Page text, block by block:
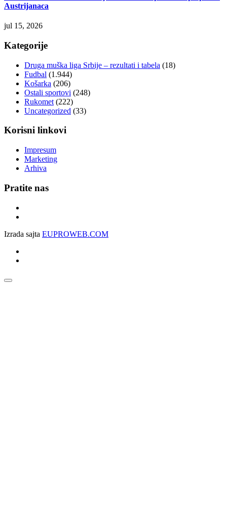
Austrijanaca
jul 15, 2026
Kategorije
Druga muška liga Srbije – rezultati i tabela (18)
Fudbal (1.944)
Košarka (206)
Ostali sportovi (248)
Rukomet (222)
Uncategorized (33)
Korisni linkovi
Impresum
Marketing
Arhiva
Pratite nas
Izrada sajta EUPROWEB.COM